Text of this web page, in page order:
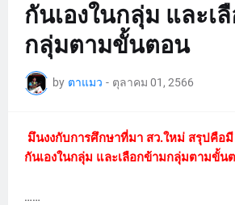
กันเองในกลุ่ม และเ
กลุ่มตามขั้นตอน
by ตาแมว - ตุลาคม 01, 2566
มึนงงกับการศึกษาที่มา สว.ใหม่ สรุปคือ
กันเองในกลุ่ม และเลือกข้ามกลุ่มตามขั้น
……